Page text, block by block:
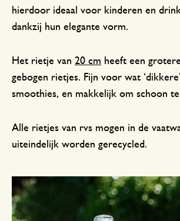
hierdoor ideaal voor kinderen en
dankzij hun elegante vorm.
Het rietje van 20 cm heeft een
gebogen rietjes. Fijn voor wat
smoothies, en makkelijk om schoon
Alle rietjes van rvs mogen in de
uiteindelijk worden gerecycled.